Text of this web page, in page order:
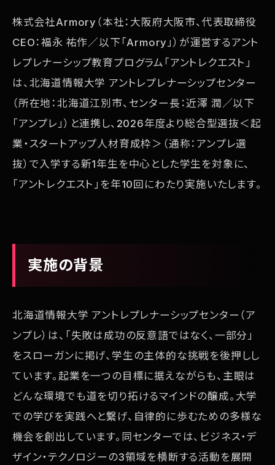
株式会社Armory（本社：大阪府大阪市、代表取締役
CEO：福永 祐作／以下「Armory」）が運営するアント
レプレナーシップ教育プログラム「アントレクエスト」
は、北海道情報大学 アントレプレナーシップセンター
（所在地：北海道江別市、センター長：近澤 潤／以下
「アンプレ」）と連携し、2026年度より総合型選抜＜起
業・スタートアップ人材育成枠＞（通称：アンプレ選
抜）で入学する新1年生を中心とした学生を対象に、
「アントレクエスト」を年10回にわたり実施いたします。
実施の背景
北海道情報大学 アントレプレナーシップセンター（ア
ンプレ）は、「失敗は成功の反意語ではなく、一部分」
をスローガンに掲げ、学生の主体的な挑戦を後押しし
ています。起業を一つの目標に据えながらも、主眼は
どんな環境でも道を切り拓けるマインドの醸成。大学
での学びを実践へと繋げ、自律的に歩むための多様な
機会を創出しています。同センターでは、ビジネス・デ
ザイン・テクノロジーの3領域を横断する活動を展開